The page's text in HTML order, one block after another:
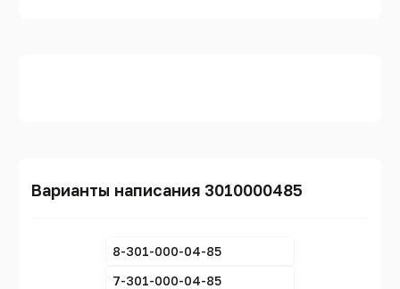
Варианты написания 3010000485
8-301-000-04-85
7-301-000-04-85